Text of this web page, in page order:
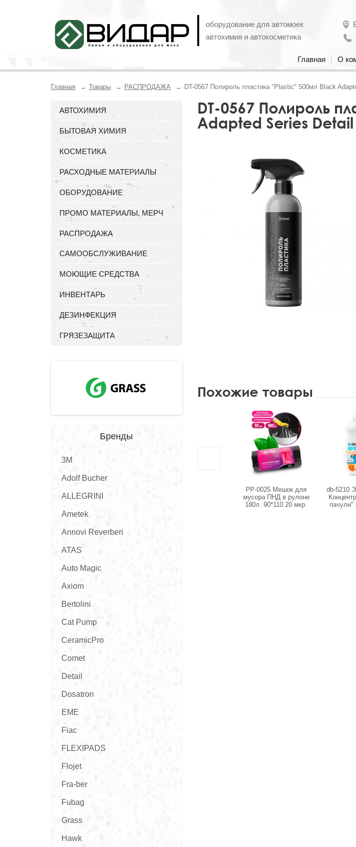
оборудование для автомоек
автохимия и автокосметика
Главная О
Главная Товары РАСПРОДАЖА DT-0567 Полироль пластика "Plastic" 500мл Black
АВТОХИМИЯ
БЫТОВАЯ ХИМИЯ
КОСМЕТИКА
РАСХОДНЫЕ МАТЕРИАЛЫ
ОБОРУДОВАНИЕ
ПРОМО МАТЕРИАЛЫ, МЕРЧ
РАСПРОДАЖА
САМООБСЛУЖИВАНИЕ
МОЮЩИЕ СРЕДСТВА
ИНВЕНТАРЬ
ДЕЗИНФЕКЦИЯ
ГРЯЗЕЗАЩИТА
Бренды
3M
Adolf Bucher
ALLEGRINI
Ametek
Annovi Reverberi
ATAS
Auto Magic
Axiom
Bertolini
Cat Pump
CeramicPro
Comet
Detail
Dosatron
EME
Fiac
FLEXIPADS
Flojet
Fra-ber
Fubag
Grass
Hawk
DT-0567 Полироль
Adapted Series Detail
Похожие товары
PP-0025 Мешок для
мусора ПНД в рулоне
180л. 90*110 20 мкр.
db-5210
пачули"